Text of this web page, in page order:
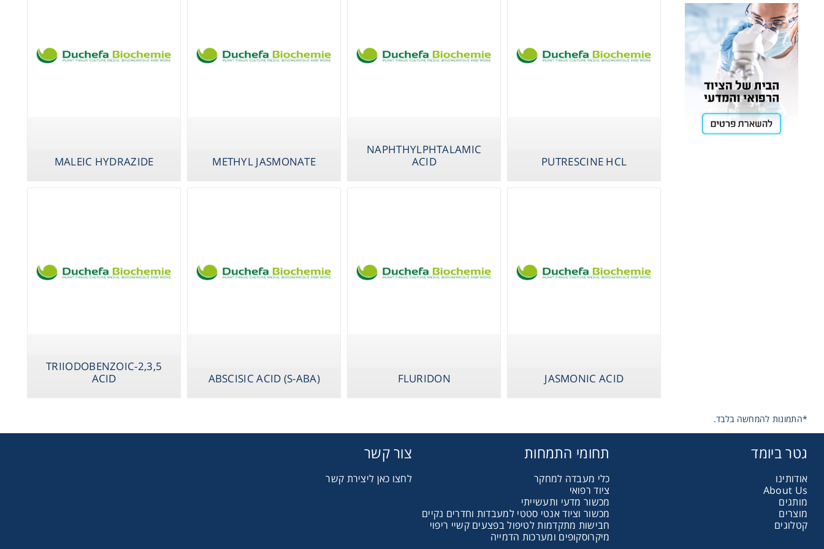
PUTRESCINE HCL
NAPHTHYLPHTALAMIC
ACID
METHYL JASMONATE
MALEIC HYDRAZIDE
JASMONIC ACID
FLURIDON
ABSCISIC ACID (S-ABA)
2,3,5-TRIIODOBENZOIC
ACID
*התמונות להמחשה בלבד.
גטר ביומד
אודותינו
About Us
מותגים
מוצרים
קטלוגים
תחומי התמחות
כלי מעבדה למחקר
ציוד רפואי
מכשור מדעי ותעשייתי
מכשור וציוד אנטי סטטי למעבדות וחדרים נקיים
חבישות מתקדמות לטיפול בפצעים קשיי ריפוי
מיקרוסקופים ומערכות הדמייה
צור קשר
לחצו כאן ליצירת קשר
Shaking & Stirring
Chromatography
Lab Essentials
Filtration